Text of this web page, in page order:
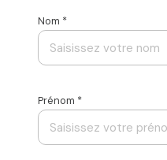
Nom *
Prénom *